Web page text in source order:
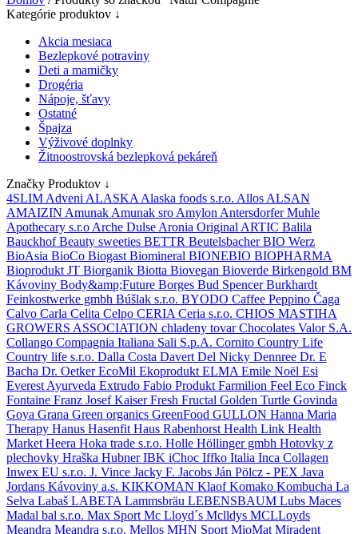
Kategórie produktov ↓
Akcia mesiaca
Bezlepkové potraviny
Deti a mamičky
Drogéria
Nápoje, šťavy
Ostatné
Špajza
Výživové doplnky
Žitnoostrovská bezlepková pekáreň
Značky Produktov ↓
4SLIM Adveni ALASKA Alaska foods s.r.o. Allos ALSAN
AMAIZIN Amunak Amunak sro Amylon Antersdorfer Muhle
Apothecary s.r.o Arche Dulse Aronia Original ARTIC Balila
BauckhofBeauty sweeties BETTR BeutelsbacherBIO Werz
BioAsia BioCo Biogast Biomineral BIONEBIO BIOPHARMA
Bioprodukt JT Biorganik Biotta Biovegan Bioverde Birkengold BM
Kávoviny Body&amp;Future Borges Bud SpencerBurkhardt
Feinkostwerke gmbh Búšlak s.r.o. BYODO Caffee Peppino Čaga
Calvo Carla Celita Celpo CERIA Ceria s.r.o. CHIOS MASTIHA
GROWERS ASSOCIATION chladeny tovarChocolates Valor S.A.
Collango Compagnia Italiana Sali S.p.A. Cornito Country Life
Country life s.r.o. Dalla Costa Davert Del Nicky Dennree Dr. E
Bacha Dr. OetkerEcoMil Ekoprodukt ELMA Emile Noël Esi
Everest Ayurveda Extrudo Fabio Produkt Farmilion Feel Eco Finck
Fontaine Franz Josef KaiserFresh Fructal Golden Turtle Govinda
Goya Grana Green organics GreenFood GULLON Hanna Maria
Therapy Hanus Hasenfit Haus Rabenhorst Health Link Health
Market Heera Hoka trade s.r.o. Holle Höllinger gmbh Hotovky z
plechovky Hraška HubnerIBK iChoc Iffko Italia Inca Collagen
Inwex EU s.r.o. J. Vince Jacky F. Jacobs Ján Pölcz - PEX Java
Jordans Kávoviny a.s. KIKKOMAN KlaofKomako Kombucha La
Selva Labaš LABETA Lammsbräu LEBENSBAUM Lubs Maces
Madal bal s.r.o. Max Sport Mc Lloyd´s Mclldys MCLLoyds
Meandra Meandra s.r.o. Mellos MHN Sport MioMat Miradent